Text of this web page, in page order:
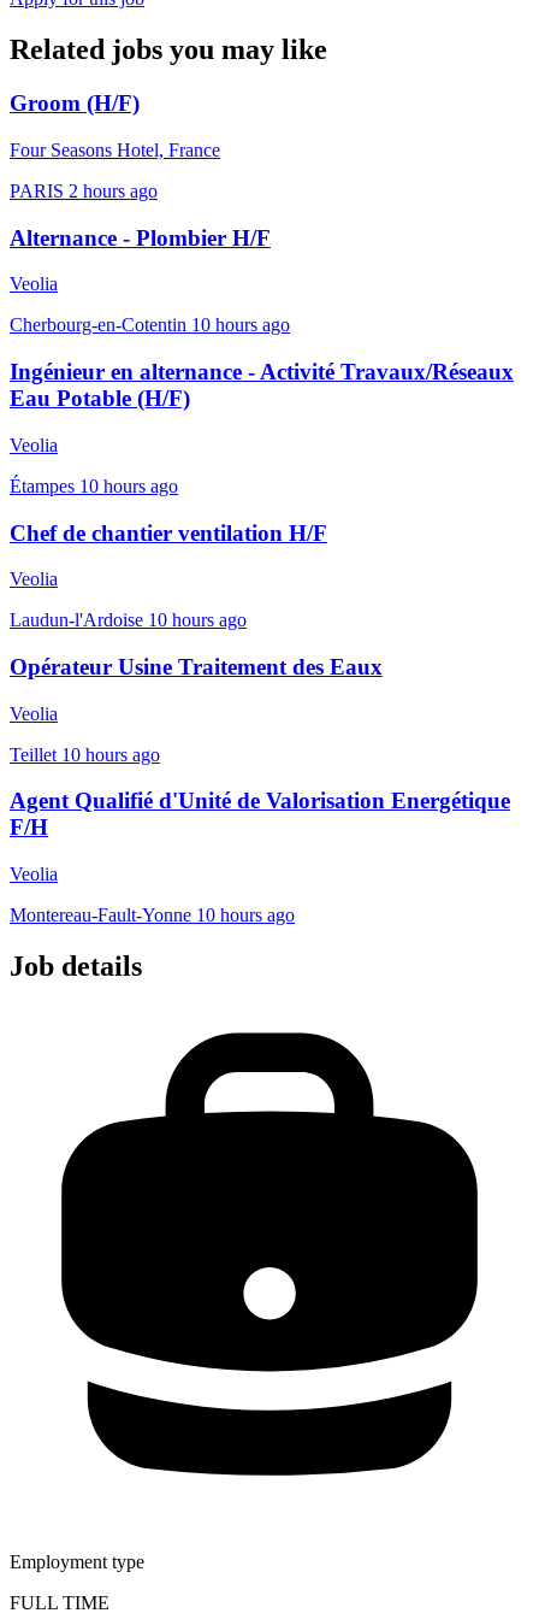
Related jobs you may like
Groom (H/F)
Four Seasons Hotel, France
PARIS 2 hours ago
Alternance - Plombier H/F
Veolia
Cherbourg-en-Cotentin 10 hours ago
Ingénieur en alternance - Activité Travaux/Réseaux
Eau Potable (H/F)
Veolia
Étampes 10 hours ago
Chef de chantier ventilation H/F
Veolia
Laudun-l'Ardoise 10 hours ago
Opérateur Usine Traitement des Eaux
Veolia
Teillet 10 hours ago
Agent Qualifié d'Unité de Valorisation Energétique
F/H
Veolia
Montereau-Fault-Yonne 10 hours ago
Job details
Employment type
FULL TIME